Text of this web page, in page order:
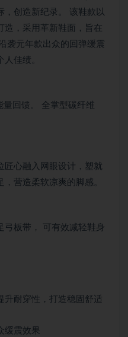
，创造新纪录。 该鞋款以
造，采用革新鞋面，旨在
袭元年款出众的回弹缓震
佳绩。
量回馈。 全掌型碳纤维
匠心融入网眼设计，塑就
营造柔软凉爽的脚感。
弓板带， 可有效减轻鞋身
升耐穿性，打造稳固舒适
缓震效果